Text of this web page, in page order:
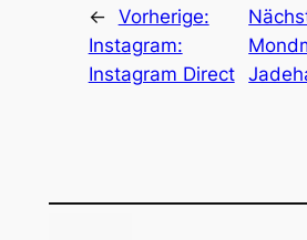
← Vorherige:
Instagram:
Instagram Direct